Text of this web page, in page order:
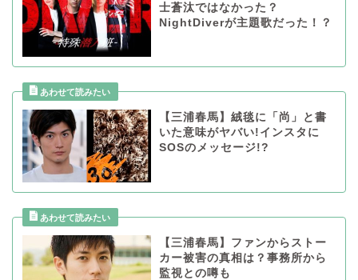
士蒼汰ではなかった？
NightDiverが主題歌だった！？
【三浦春馬】絨毯に「尚」と書
いた意味がヤバい!インスタに
SOSのメッセージ!?
【三浦春馬】ファンからストー
カー被害の真相は？事務所から
監視との噂も